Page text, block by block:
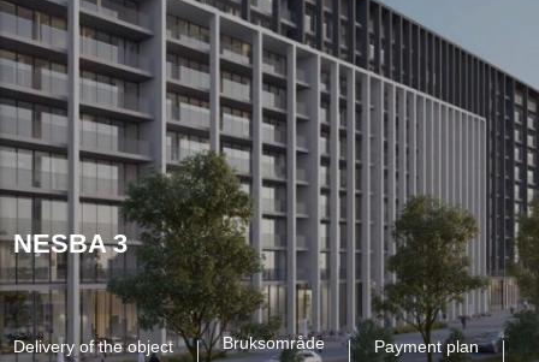
NESBA 3
Delivery of the object Bruksområde Payment plan